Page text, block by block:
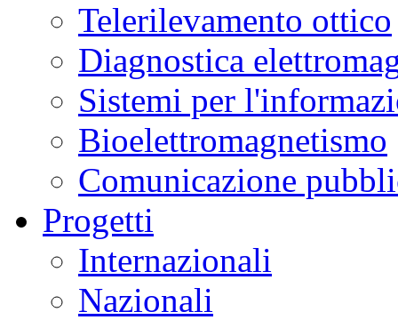
Telerilevamento ottico
Diagnostica
Sistemi per
Bioelettromagnetismo
Comunicazione
Progetti
Internazionali
Nazionali